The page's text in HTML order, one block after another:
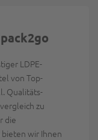
LDPE-
von Top-
Qualitäts-
zu
die
wir Ihnen